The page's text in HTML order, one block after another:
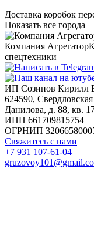
Доставка коробок
Показать все города
Компания Агрегатор
спецтехники
ИП Созинов Кирилл
624590,
Данилова, д. 88, кв.
ИНН 661709815754
ОГРНИП
Свяжитесь с нами
+7 931 107-61-04